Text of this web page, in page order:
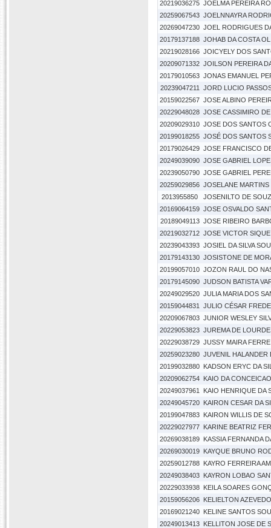
20219036275 JOELMA PEREIRA
20259067543 JOELNNAYRA
20269047230 JOEL RODRIGUES
20179137188 JOHAB DA COSTA
20219028166 JOICYELY DOS
20209071332 JOILSON PEREIRA
20179010563 JONAS EMANUEL
20239047211
JORD LUCIO
20159022567 JOSE ALBINO
20229048028 JOSE CASSIMIRO
20209029310 JOSE DOS SANTOS
20199018255 JOSÉ DOS SANTOS
20179026429 JOSE FRANCISCO
20249039090 JOSE GABRIEL
20239050790 JOSE GABRIEL
20259029856 JOSELANE MARTINS
2013955850
JOSENILTO DE
20169064159 JOSE OSVALDO
20189049113 JOSE RIBEIRO
20219032712 JOSE VICTOR
20239043393 JOSIEL DA SILVA
20179143130 JOSISTONE DE
20199057010 JOZON RAUL DO
20179145090 JUDSON BATISTA
20249029520 JULIA MARIA DOS
20159044831
JULIO CÉSAR
20209067803 JUNIOR WESLEY
20229053823 JUREMA DE
20229038729 JUSSY MAIRA
20259023280 JUVENIL HALANDER
20199032880 KADSON ERYC DA
20209062754 KAIO DA
20249037961
KAIO HENRIQUE DA
20249045720 KAIRON CESAR DA
20199047883 KAIRON WILLIS DE
20229027977 KARINE BEATRIZ
20269038189 KASSIA FERNANDA
20269030019 KAYQUE BRUNO
20259012788 KAYRO FERREIRA
20249038403 KAYRON LOBAO
20229033938 KEILA SOARES
20159056206 KELIELTON
20169021240 KELINE SANTOS
20249013413 KELLITON JOSE DE